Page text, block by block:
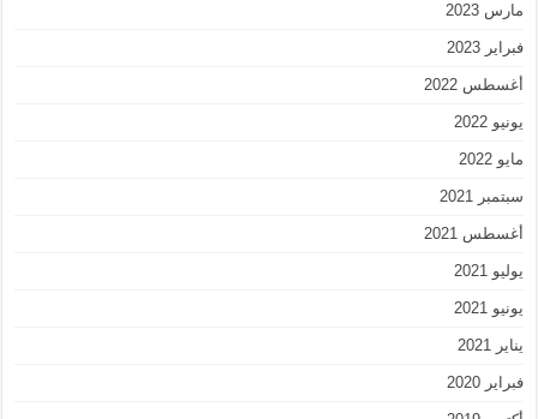
مارس 2023
فبراير 2023
أغسطس 2022
يونيو 2022
مايو 2022
سبتمبر 2021
أغسطس 2021
يوليو 2021
يونيو 2021
يناير 2021
فبراير 2020